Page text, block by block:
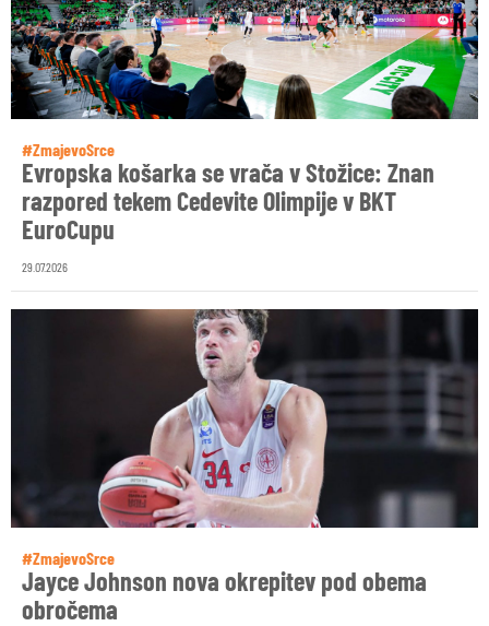
#ZmajevoSrce
Evropska košarka se vrača v Stožice: Znan
razpored tekem Cedevite Olimpije v BKT
EuroCupu
29.07.2026
#ZmajevoSrce
Jayce Johnson nova okrepitev pod obema
obročema